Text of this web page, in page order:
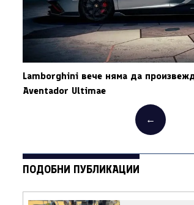
Lamborghini вече няма да
Aventador Ultimae
←
ПОДОБНИ ПУБЛИКАЦИИ